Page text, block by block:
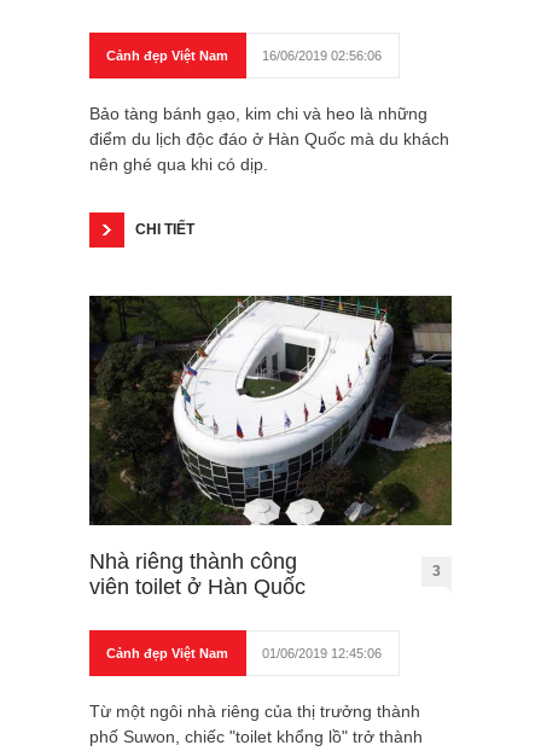
Cảnh đẹp Việt Nam 16/06/2019 02:56:06
Bảo tàng bánh gạo, kim chi và heo là những
điểm du lịch độc đáo ở Hàn Quốc mà du khách
nên ghé qua khi có dịp.
CHI TIẾT
Nhà riêng thành công
viên toilet ở Hàn Quốc
3
Cảnh đẹp Việt Nam 01/06/2019 12:45:06
Từ một ngôi nhà riêng của thị trưởng thành
phố Suwon, chiếc "toilet khổng lồ" trở thành